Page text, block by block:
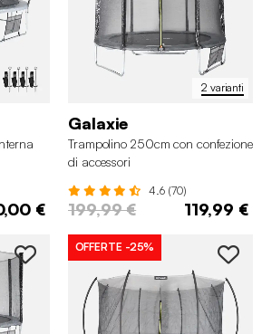
€
2 varianti
Galaxie
Trampolino 250cm con confezione
di accessori
4.6 (70)
199,99 € 119,99 €
OFFERTE -25%